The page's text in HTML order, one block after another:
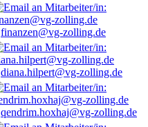
finanzen@vg-zolling.de
diana.hilpert@vg-zolling.de
qendrim.hoxhaj@vg-zolling.de